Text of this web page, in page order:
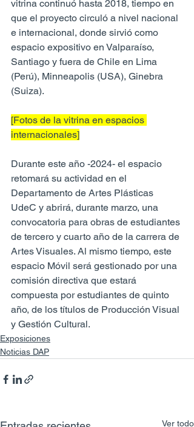
vitrina continuó hasta 2018, tiempo en
que el proyecto circuló a nivel nacional
e internacional, donde sirvió como
espacio expositivo en Valparaíso,
Santiago y fuera de Chile en Lima
(Perú), Minneapolis (USA), Ginebra
(Suiza).
[Fotos de la vitrina en espacios
internacionales]
Durante este año -2024- el espacio
retomará su actividad en el
Departamento de Artes Plásticas
UdeC y abrirá, durante marzo, una
convocatoria para obras de estudiantes
de tercero y cuarto año de la carrera de
Artes Visuales. Al mismo tiempo, este
espacio Móvil será gestionado por una
comisión directiva que estará
compuesta por estudiantes de quinto
año, de los títulos de Producción Visual
y Gestión Cultural.
Exposiciones
Noticias DAP
Ver todo